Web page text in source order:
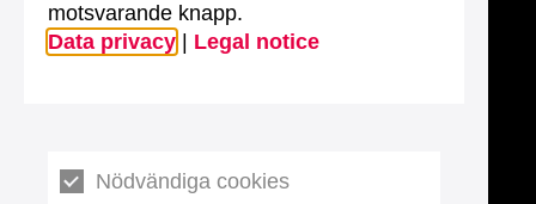
motsvarande knapp.
Data privacy
Legal notice
Nödvändiga cookies